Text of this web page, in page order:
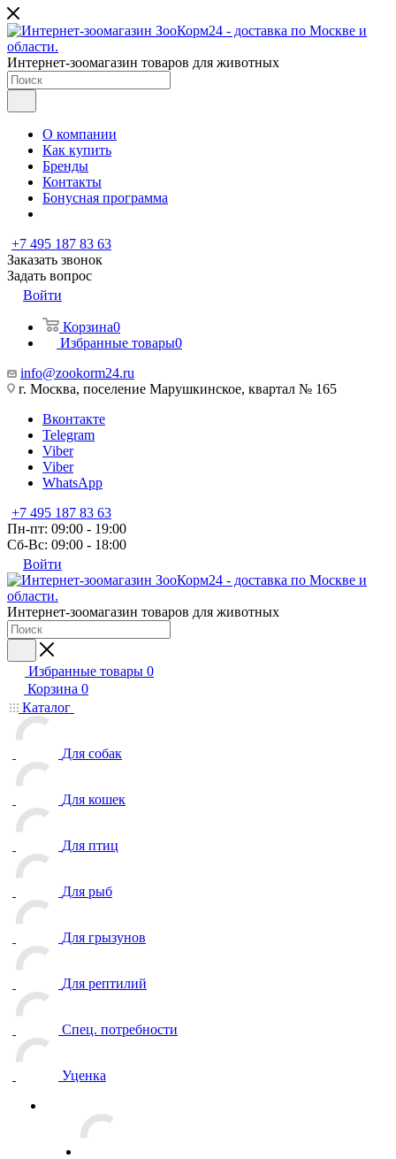
Интернет-зоомагазин товаров для животных
О компании
Как купить
Бренды
Контакты
Бонусная программа
+7 495 187 83 63
Заказать звонок
Задать вопрос
Войти
Корзина0
Избранные товары0
info@zookorm24.ru
г. Москва, поселение Марушкинское, квартал № 165
Вконтакте
Telegram
Viber
Viber
WhatsApp
+7 495 187 83 63
Пн-пт: 09:00 - 19:00
Сб-Вс: 09:00 - 18:00
Войти
Интернет-зоомагазин товаров для животных
Избранные товары 0
Корзина 0
Каталог
Для собак
Для кошек
Для птиц
Для рыб
Для грызунов
Для рептилий
Спец. потребности
Уценка